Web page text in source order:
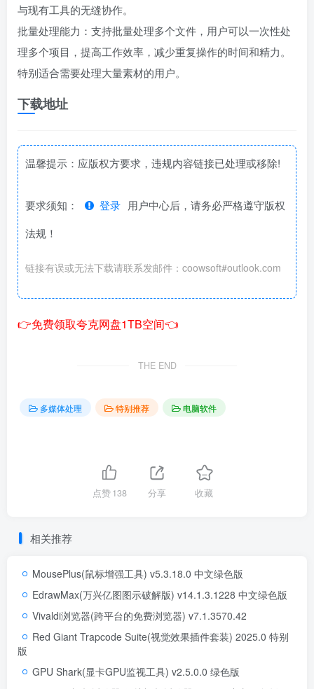
与现有工具的无缝协作。
批量处理能力：支持批量处理多个文件，用户可以一次性处
理多个项目，提高工作效率，减少重复操作的时间和精力。
特别适合需要处理大量素材的用户。
下载地址
温馨提示：应版权方要求，违规内容链接已处理或移除!
要求须知： 登录 用户中心后，请务必严格遵守版权
法规！
链接有误或无法下载请联系发邮件：coowsoft#outlook.com
👉免费领取夸克网盘1TB空间👈
THE END
多媒体处理 特别推荐 电脑软件
点赞138 分享 收藏
相关推荐
MousePlus(鼠标增强工具) v5.3.18.0 中文绿色版
EdrawMax(万兴亿图图示破解版) v14.1.3.1228 中文绿色版
Vivaldi浏览器(跨平台的免费浏览器) v7.1.3570.42
Red Giant Trapcode Suite(视觉效果插件套装) 2025.0 特别
版
GPU Shark(显卡GPU监视工具) v2.5.0.0 绿色版